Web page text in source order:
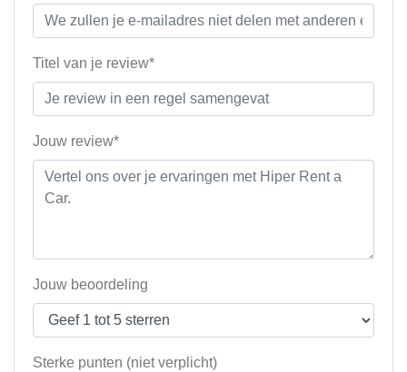
Titel van je review*
Jouw review*
Jouw beoordeling
Sterke punten (niet verplicht)